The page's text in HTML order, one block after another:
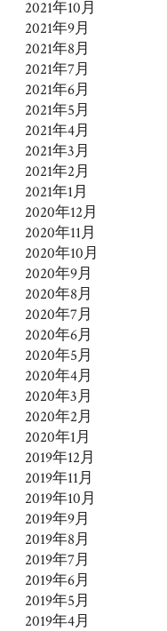
2021年10月
2021年9月
2021年8月
2021年7月
2021年6月
2021年5月
2021年4月
2021年3月
2021年2月
2021年1月
2020年12月
2020年11月
2020年10月
2020年9月
2020年8月
2020年7月
2020年6月
2020年5月
2020年4月
2020年3月
2020年2月
2020年1月
2019年12月
2019年11月
2019年10月
2019年9月
2019年8月
2019年7月
2019年6月
2019年5月
2019年4月